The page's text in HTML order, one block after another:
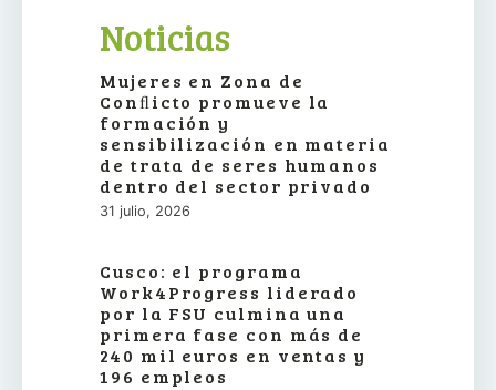
Noticias
Mujeres en Zona de
Conﬂicto promueve la
formación y
sensibilización en materia
de trata de seres humanos
dentro del sector privado
31 julio, 2026
Cusco: el programa
Work4Progress liderado
por la FSU culmina una
primera fase con más de
240 mil euros en ventas y
196 empleos